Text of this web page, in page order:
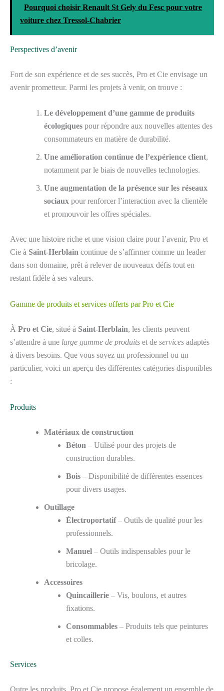
Pourquoi choisir Renault St Gely du Fesc pour votre
voiture chez Tressol-Chabrier
Perspectives d’avenir
Fort de son expérience et de ses succès, Pro et Cie envisage un
avenir prometteur. Parmi les projets à venir, on trouve :
Le développement d’une gamme de produits
écologiques pour répondre aux nouvelles attentes des
consommateurs en matière de durabilité.
Une amélioration continue de l’expérience client,
notamment par le biais de nouvelles technologies.
Une augmentation de la présence sur les réseaux
sociaux pour renforcer l’interaction avec la clientèle
et promouvoir les offres spéciales.
Avec une histoire riche et une vision claire pour l’avenir, Pro et
Cie à Saint-Herblain continue de s’affirmer comme un leader
dans son domaine, prêt à relever de nouveaux défis tout en
restant fidèle à ses valeurs.
Gamme de produits et services offerts par Pro et Cie
À Pro et Cie, situé à Saint-Herblain, les clients peuvent
s’attendre à une large gamme de produits et de services adaptés
à divers besoins. Que vous soyez un professionnel ou un
particulier, voici un aperçu des différentes catégories disponibles
:
Produits
Matériaux de construction
Béton – Utilisé pour des projets de
construction durables.
Bois – Disponibilité de différentes essences
pour divers usages.
Outillage
Électroportatif– Outils de qualité pour les
professionnels.
Manuel – Outils indispensables pour le
bricolage.
Accessoires
Quincaillerie – Vis, boulons, et autres
fixations.
Consommables – Produits tels que peintures
et colles.
Services
Outre les produits, Pro et Cie propose également un ensemble de